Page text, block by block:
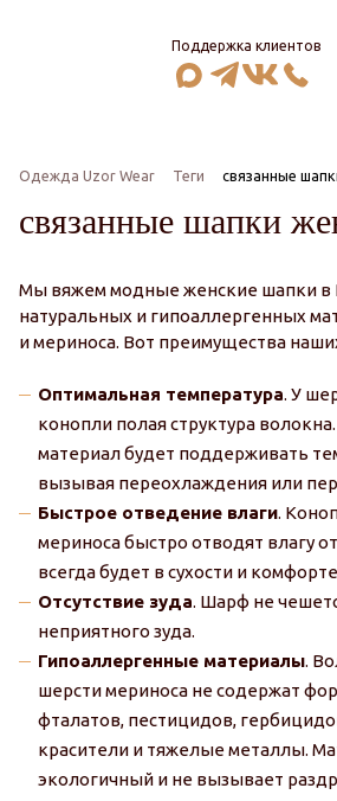
Поддержка клиентов
Поиск
Одежда Uzor Wear Теги связанные
связанные шапки
Мы вяжем модные женские шапки в
натуральных и гипоаллергенных
и мериноса. Вот преимущества
Оптимальная температура. У
конопли полая структура
материал будет поддерживать
вызывая переохлаждения или
Быстрое отведение влаги.
мериноса быстро отводят влагу
всегда будет в сухости и
Отсутствие зуда. Шарф не
неприятного зуда.
Гипоаллергенные материалы.
шерсти мериноса не содержат
фталатов, пестицидов,
красители и тяжелые металлы.
экологичный и не вызывает